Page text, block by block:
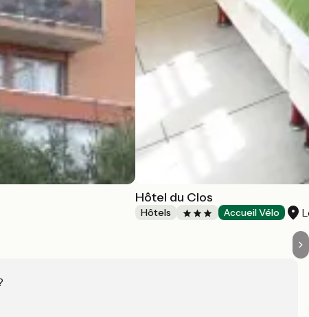
Hôtel du Clos
Hôtels Accueil Vélo